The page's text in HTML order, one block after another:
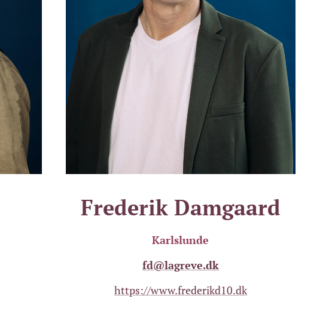
Frederik Damgaard
Karlslunde
fd@lagreve.dk
https://www.frederikd10.dk